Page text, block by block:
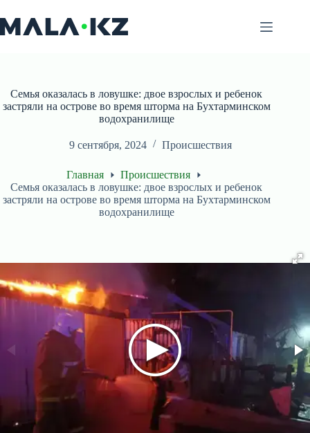
к
сути
Семья оказалась в ловушке: двое взрослых и ребенок
застряли на острове во время шторма на Бухтарминском
водохранилище
9 сентября, 2024 Происшествия
Главная
Происшествия
Семья оказалась в ловушке: двое взрослых и ребенок
застряли на острове во время шторма на Бухтарминском
водохранилище